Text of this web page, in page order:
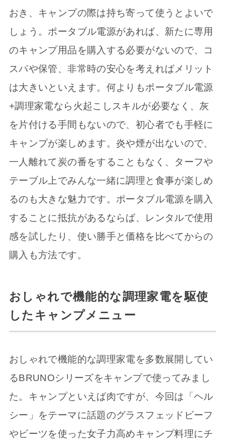
おき、キャンプの際は持ち寄って使うとよいで
しょう。ポータブル電源があれば、新たに専用
のキャンプ用品を購入する必要がないので、コ
スパや保管、非常時の安心を考えればメリット
は大きいといえます。何よりもポータブル電源
+調理家電なら火起こしスキルが必要なく、灰
を片付ける手間もないので、初心者でも手軽に
キャンプが楽しめます。炎や煙が出ないので、
一人離れて炭の番をすることもなく、ターフや
テーブル上でみんな一緒に調理と食事が楽しめ
るのも大きな魅力です。ポータブル電源を購入
することに抵抗があるならば、レンタルで使用
感を試したり、使い勝手と価格を比べてからの
購入も方法です。
おしゃれで機能的な調理家電を駆使
したキャンプメニュー
おしゃれで機能的な調理家電を多数展開してい
るBRUNOシリーズをキャンプで使ってみまし
た。キャンプといえば肉ですが、今回は「ヘル
シー」をテーマに話題のグラスフェッドビーフ
やビーツを使った女子力高めキャンプ料理にチ